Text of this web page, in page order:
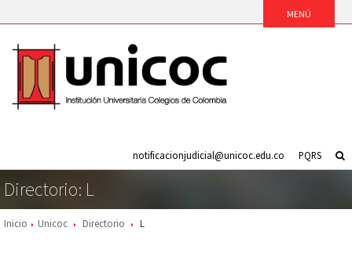
PQRS
notificacionjudicial@unicoc.edu.co
Directorio: L
Inicio Unicoc Directorio L